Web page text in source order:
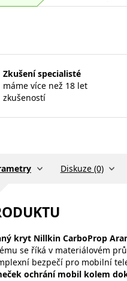
Zkušení specialisté
máme více než 18 let
zkušeností
Diskuze (0)
kryt Nillkin CarboProp
se říká v materiálovém
bezpečí pro mobilní
ochrání mobil kolem